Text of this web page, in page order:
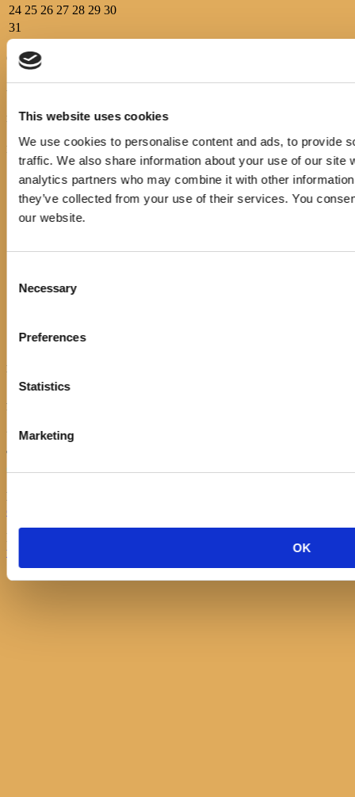
This website uses cookies
We use cookies to personalise content and ads, to provide
traffic. We also share information about your use of our site
analytics partners who may combine it with other
they’ve collected from your use of their services. You
our website.
Selection
Necessary
Preferences
Statistics
Marketing
OK
24 25 26 27 28 29 30
31
Općinska knjižnica Hrvatska sloga Gradac prvi put je osnovana
1899.g., pokretač i osnivač bio je ondašnji općinski načelnik Petar
Andrijašević uz potporu društva “Petar Svačić”.
Pratite nas
IZBORNIK
Početna
Events
Novosti
E-katalog
Pravo na pristup informacijama
Službeni dokumenti
Izjava o pristupačnosti
KONTAKT
Ulica Stjepana Radića 1
21330 Gradac
Telefon:
021/697366
Email:
opcinska.knjiznica.hrvatska.sloga.gradac@st.t-com.hr
Knjižnica Hrvatska sloga, Gradac © 2017 | Developed by
vibracije